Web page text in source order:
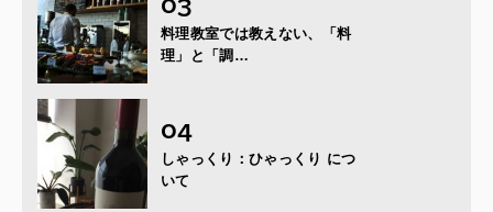
料理教室では教えない、「料
理」と「調…
しゃっくり：ひゃっくり につ
いて